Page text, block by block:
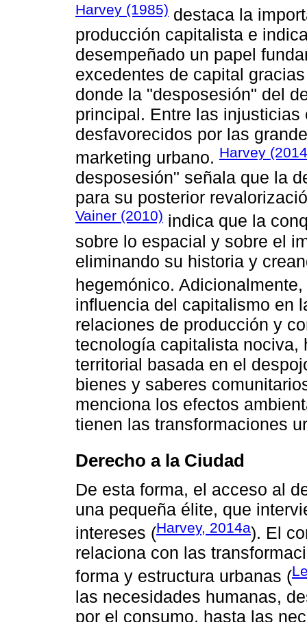
Harvey (1985) destaca la
producción capitalista e
desempeñado un papel
excedentes de capital
donde la "desposesión" del
principal. Entre las
desfavorecidos por las
marketing urbano. Harvey
desposesión" señala que la
para su posterior
Vainer (2010) indica que la
sobre lo espacial y sobre el
eliminando su historia y
hegemónico.
influencia del capitalismo en
relaciones de producción y
tecnología capitalista nociva,
territorial basada en el
bienes y saberes
menciona los efectos
tienen las transformaciones
Derecho a la Ciudad
De esta forma, el acceso al
una pequeña élite, que
intereses (Harvey, 2014a). El
relaciona con las
forma y estructura urbanas (
las necesidades humanas,
por el consumo, hasta las